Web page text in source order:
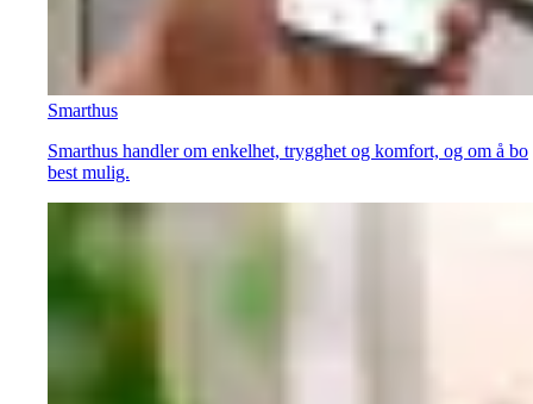
Smarthus
Smarthus handler om enkelhet, trygghet og komfort, og om å bo
best mulig.